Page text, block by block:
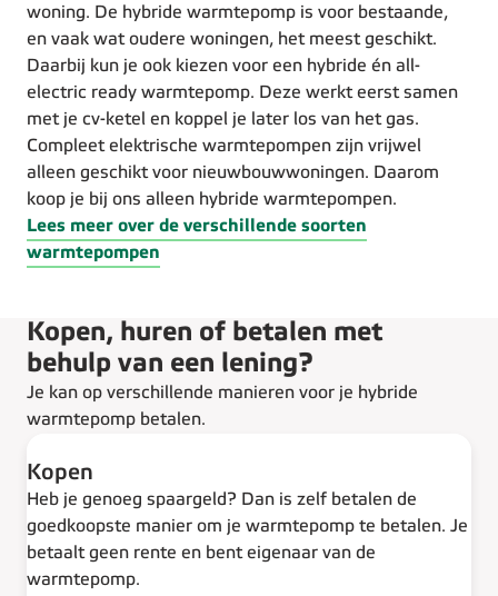
woning. De hybride warmtepomp is voor bestaande,
en vaak wat oudere woningen, het meest geschikt.
Daarbij kun je ook kiezen voor een hybride én all-
electric ready warmtepomp. Deze werkt eerst samen
met je cv-ketel en koppel je later los van het gas.
Compleet elektrische warmtepompen zijn vrijwel
alleen geschikt voor nieuwbouwwoningen. Daarom
koop je bij ons alleen hybride warmtepompen.
Lees meer over de verschillende soorten
warmtepompen
Kopen, huren of betalen met
behulp van een lening?
Je kan op verschillende manieren voor je hybride
warmtepomp betalen.
Kopen
Heb je genoeg spaargeld? Dan is zelf betalen de
goedkoopste manier om je warmtepomp te betalen. Je
betaalt geen rente en bent eigenaar van de
warmtepomp.